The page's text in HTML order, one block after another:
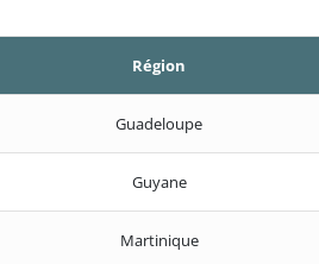
Région
Guadeloupe
Guyane
Martinique